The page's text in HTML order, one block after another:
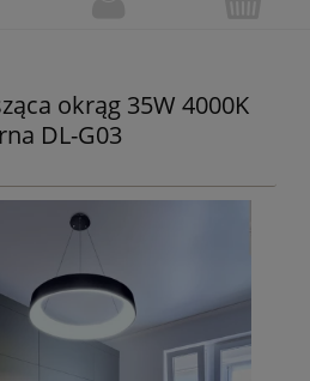
okrąg 35W 4000K
DL-G03